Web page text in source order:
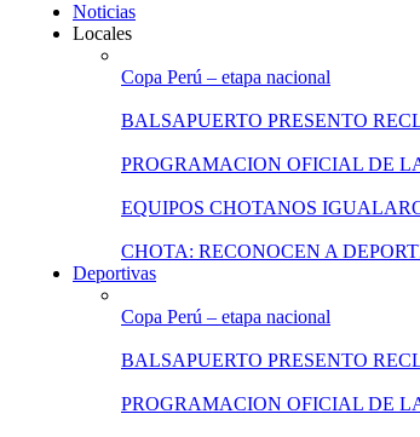
Noticias
Locales
Copa Perú – etapa nacional
BALSAPUERTO PRESENTO
PROGRAMACION OFICIAL DE
EQUIPOS CHOTANOS
CHOTA: RECONOCEN A
Deportivas
Copa Perú – etapa nacional
BALSAPUERTO PRESENTO
PROGRAMACION OFICIAL DE